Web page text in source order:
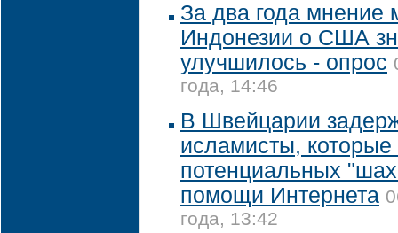
За два года мнение
Индонезии о США
улучшилось - опрос
года, 14:46
В Швейцарии
исламисты, которые
потенциальных
помощи Интернета
года, 13:42